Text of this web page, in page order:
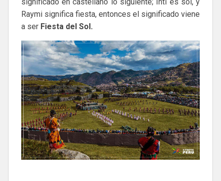
Raymi significa fiesta, entonces el significado viene
a ser Fiesta del Sol.